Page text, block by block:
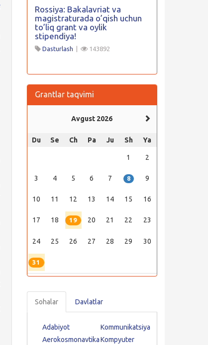
Rossiya: Bakalavriat va
magistraturada o’qish uchun
to’liq grant va oylik
stipendiya!
Dasturlash 143892
Grantlar taqvimi
Avgust 2026
Du Se Ch Pa Ju Sh Ya
1 2
3 4 5 6 7 8 9
10 11 12 13 14 15 16
17 18 19 20 21 22 23
24 25 26 27 28 29 30
31
Sohalar Davlatlar
Adabiyot
Aerokosmonavtika
Kommunikatsiya
Kompyuter